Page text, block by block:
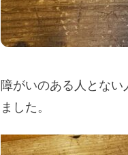
障がいのある人とな
ました。